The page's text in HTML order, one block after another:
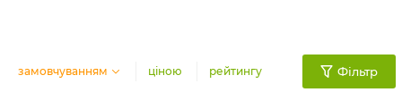
замовчуванням ціною рейтингу Фільтр